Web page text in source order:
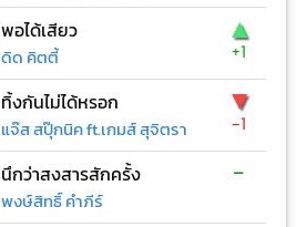
พอได้เสียว
ดิด คิตตี้
▲
+1
ทิ้งกันไม่ได้หรอก
แจ๊ส สปุ๊กนิค ft.เกมส์ สุจิตรา
▼
-1
นึกว่าสงสารสักครั้ง
พงษ์สิทธิ์ คำภีร์
-